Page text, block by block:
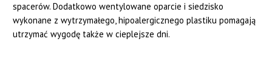
spacerów. Dodatkowo wentylowane oparcie i siedzisko
wykonane z wytrzymałego, hipoalergicznego plastiku pomagają
utrzymać wygodę także w cieplejsze dni.